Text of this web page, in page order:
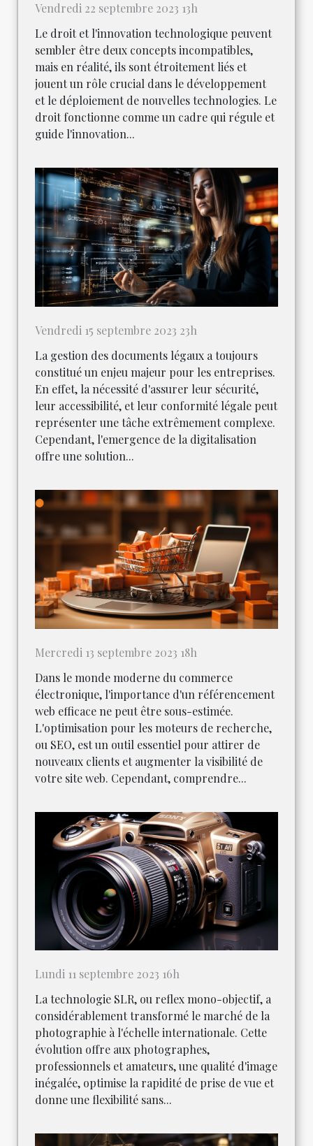
Vendredi 22 septembre 2023 13h
Le droit et l'innovation technologique peuvent
sembler être deux concepts incompatibles,
mais en réalité, ils sont étroitement liés et
jouent un rôle crucial dans le développement
et le déploiement de nouvelles technologies. Le
droit fonctionne comme un cadre qui régule et
guide l'innovation...
Vendredi 15 septembre 2023 23h
La gestion des documents légaux a toujours
constitué un enjeu majeur pour les entreprises.
En effet, la nécessité d'assurer leur sécurité,
leur accessibilité, et leur conformité légale peut
représenter une tâche extrêmement complexe.
Cependant, l'emergence de la digitalisation
offre une solution...
Mercredi 13 septembre 2023 18h
Dans le monde moderne du commerce
électronique, l'importance d'un référencement
web efficace ne peut être sous-estimée.
L'optimisation pour les moteurs de recherche,
ou SEO, est un outil essentiel pour attirer de
nouveaux clients et augmenter la visibilité de
votre site web. Cependant, comprendre...
Lundi 11 septembre 2023 16h
La technologie SLR, ou reflex mono-objectif, a
considérablement transformé le marché de la
photographie à l'échelle internationale. Cette
évolution offre aux photographes,
professionnels et amateurs, une qualité d'image
inégalée, optimise la rapidité de prise de vue et
donne une flexibilité sans...